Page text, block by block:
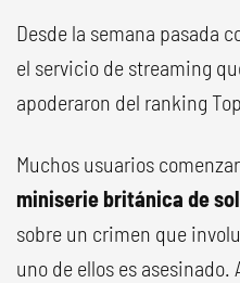
Desde la semana pasada
el servicio de streaming
apoderaron del ranking
Muchos usuarios
miniserie británica de
sobre un crimen que
uno de ellos es asesinado.